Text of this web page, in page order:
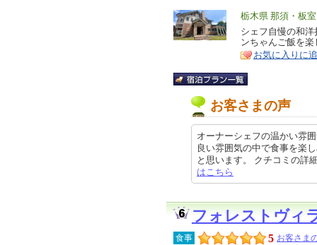
エ
リ
ア
栃木県 那須・板
特
徴
シェフ自慢の和
ンちゃんご飯を
お気に入りに
お客さまの声
オーナーシェフの温かい雰
良い雰囲気の中で食事を楽
と思います。 クチコミの
はこちら
フォレストヴィ
食事 5 お客さま